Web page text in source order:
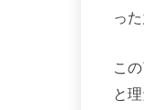
っ
こ
と